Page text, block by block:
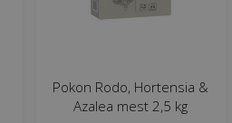
Pokon Rodo, Hortensia &
Azalea mest 2,5 kg